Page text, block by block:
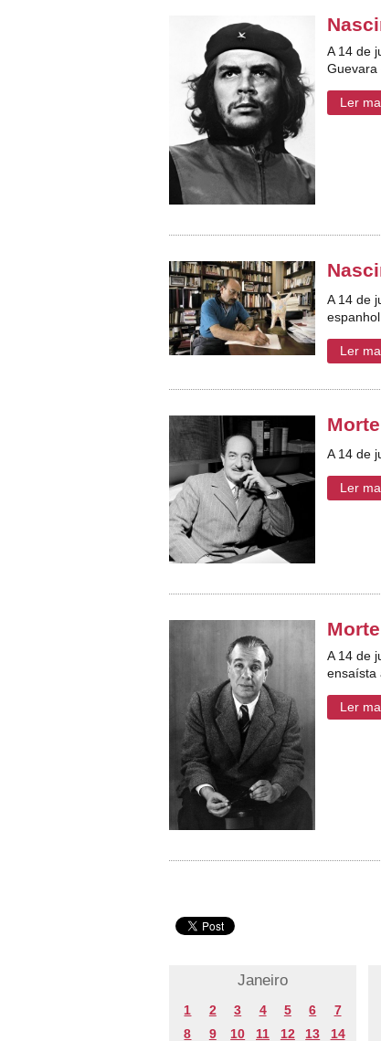
A 14 de
Guevara
Ler
A 14 de
Ler
A 14 de
Ler
A 14 de
ensaísta
Ler
Janeiro
1 2 3 4 5 6
7
8
9 10 11 12 13
14